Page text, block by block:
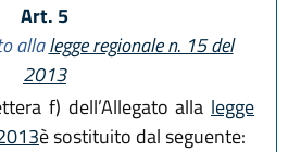
Art. 5
allalegge regionale n. 15 del
2013
f) dell’Allegato alla legge
è sostituito dal seguente: